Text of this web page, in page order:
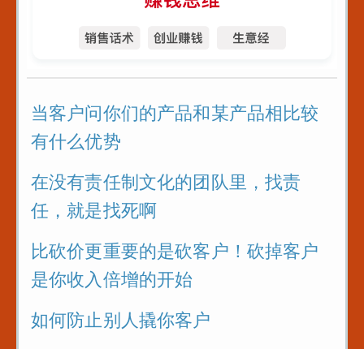
当客户问你们的产品和某产品相比较
有什么优势
在没有责任制文化的团队里，找责
任，就是找死啊
比砍价更重要的是砍客户！砍掉客户
是你收入倍增的开始
如何防止别人撬你客户